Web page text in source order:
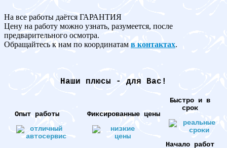
На все работы даётся ГАРАНТИЯ
Цену на работу можно узнать, разумеется, после
предварительного осмотра.
Обращайтесь к нам по координатам в контактах.
Наши плюсы - для Вас!
Опыт работы Фиксированные цены
Быстро и в
срок
Начало работ